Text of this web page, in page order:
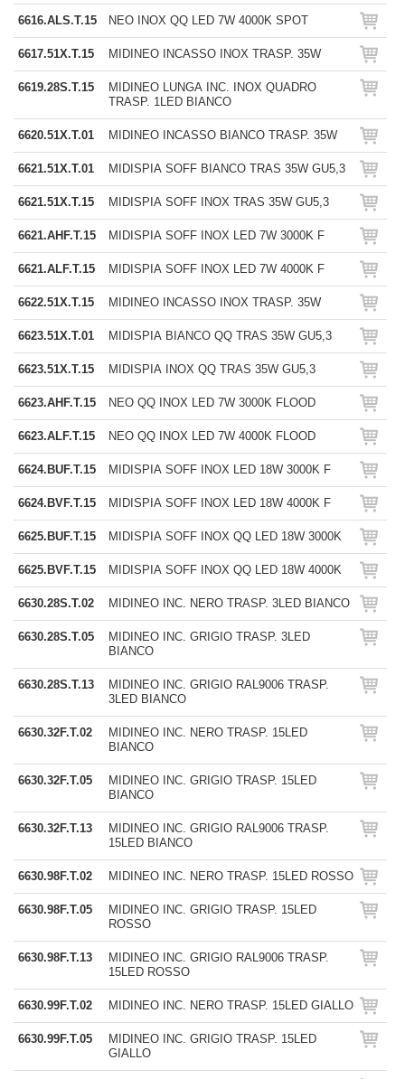
6616.ALS.T.15 NEO INOX QQ LED 7W 4000K SPOT
6617.51X.T.15 MIDINEO INCASSO INOX TRASP. 35W
6619.28S.T.15
MIDINEO LUNGA INC. INOX QUADRO
TRASP. 1LED BIANCO
6620.51X.T.01 MIDINEO INCASSO BIANCO TRASP. 35W
6621.51X.T.01 MIDISPIA SOFF BIANCO TRAS 35W GU5,3
6621.51X.T.15 MIDISPIA SOFF INOX TRAS 35W GU5,3
6621.AHF.T.15 MIDISPIA SOFF INOX LED 7W 3000K F
6621.ALF.T.15 MIDISPIA SOFF INOX LED 7W 4000K F
6622.51X.T.15 MIDINEO INCASSO INOX TRASP. 35W
6623.51X.T.01 MIDISPIA BIANCO QQ TRAS 35W GU5,3
6623.51X.T.15 MIDISPIA INOX QQ TRAS 35W GU5,3
6623.AHF.T.15 NEO QQ INOX LED 7W 3000K FLOOD
6623.ALF.T.15 NEO QQ INOX LED 7W 4000K FLOOD
6624.BUF.T.15 MIDISPIA SOFF INOX LED 18W 3000K F
6624.BVF.T.15 MIDISPIA SOFF INOX LED 18W 4000K F
6625.BUF.T.15 MIDISPIA SOFF INOX QQ LED 18W 3000K
6625.BVF.T.15 MIDISPIA SOFF INOX QQ LED 18W 4000K
6630.28S.T.02 MIDINEO INC. NERO TRASP. 3LED BIANCO
6630.28S.T.05
MIDINEO INC. GRIGIO TRASP. 3LED
BIANCO
6630.28S.T.13
MIDINEO INC. GRIGIO RAL9006 TRASP.
3LED BIANCO
6630.32F.T.02
MIDINEO INC. NERO TRASP. 15LED
BIANCO
6630.32F.T.05
MIDINEO INC. GRIGIO TRASP. 15LED
BIANCO
6630.32F.T.13
MIDINEO INC. GRIGIO RAL9006 TRASP.
15LED BIANCO
6630.98F.T.02 MIDINEO INC. NERO TRASP. 15LED ROSSO
6630.98F.T.05
MIDINEO INC. GRIGIO TRASP. 15LED
ROSSO
6630.98F.T.13
MIDINEO INC. GRIGIO RAL9006 TRASP.
15LED ROSSO
6630.99F.T.02 MIDINEO INC. NERO TRASP. 15LED GIALLO
6630.99F.T.05
MIDINEO INC. GRIGIO TRASP. 15LED
GIALLO